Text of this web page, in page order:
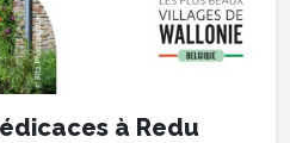
à Redu